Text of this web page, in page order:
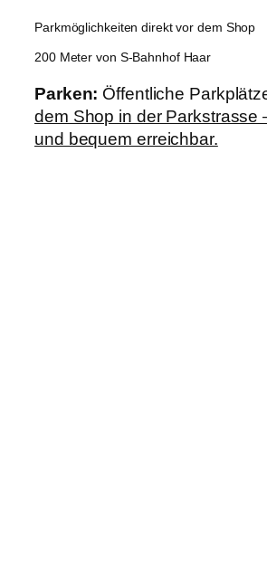
Parkmöglichkeiten direkt vor dem Shop
200 Meter von S-Bahnhof Haar
Parken: Öffentliche
dem Shop in der Parkstrasse
und bequem erreichbar.